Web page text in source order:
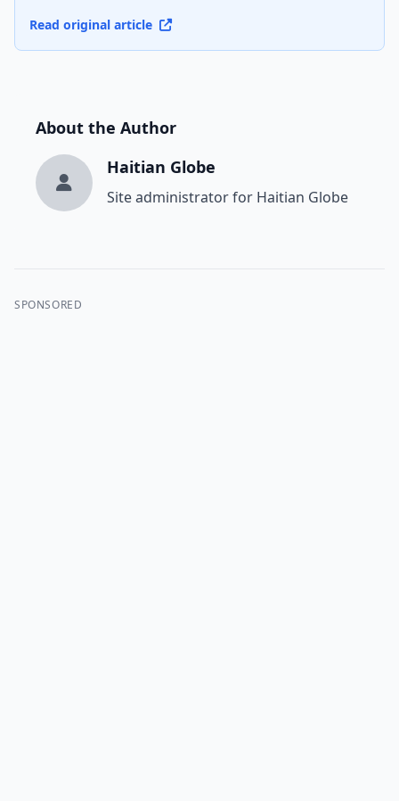
Read original article
About the Author
Haitian Globe
Site administrator for Haitian Globe
SPONSORED